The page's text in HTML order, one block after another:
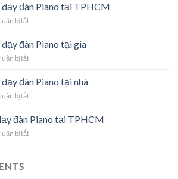
đàn
tại
đàn Piano tại TPHCM
bị tắtở
gia
dạy
Piano
đàn Piano tại gia
bị tắtở
gia
dạy
Piano
đàn Piano tại nhà
bị tắtở
gia
dạy
đàn Piano tại TPHCM
bị tắtở